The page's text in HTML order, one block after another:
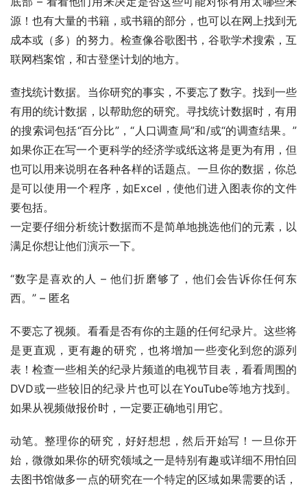
源！也有大量的书籍，或书籍的部分，也可以在网上找到无
成本或（多）的努力。检查像谷歌图书，谷歌学术搜索，互
联网档案馆，和古登堡计划的地方。
查找统计数据。当你研究的事实，不要忘了数字。找到一些
有用的统计数据，以帮助您的研究。寻找统计数据时，有用
的搜索词包括“百分比”，“人口调查局”和/或“的调查结果。”
如果你正在写一个更科学的经济学或纸这将是更为有用，但
也可以用来说明在各种各样的话题点。一旦你的数据，你总
是可以使用一个程序，如Excel，使他们进入图表你的文件
要包括。
一定要仔细分析统计数据而不是简单地挑选他们的元素，以
满足你想让他们演示一下。
“数字是喜欢的人 – 他们折磨够了，他们会告诉你任何东
西。” – 匿名
不要忘了视频。看看是否有你的主题的任何纪录片。这些将
是更直观，更有趣的研究，也将增加一些变化到您的源列
表！检查一些相关的纪录片频道的电视节目表，看看周围的
DVD或一些较旧的纪录片也可以在YouTube等地方找到。
如果从视频做报价时，一定要正确地引用它。
动笔。整理你的研究，好好想想，然后开始写！一旦你开
始，微微如果你的研究领域之一是特别有趣或详细不用怕回
去图书馆做多一点的研究在一个特定的区域如果需要的话，